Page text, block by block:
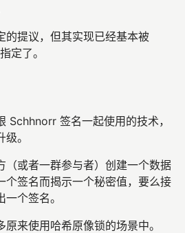
的提议，但其实现已经基本被
定了。
Schhnorr 签名一起使用的技术，
。
（或者一群参与者）创建一个数据
个签名而揭示一个秘密值，要么接
个签名。
来使用哈希原像锁的场景中。